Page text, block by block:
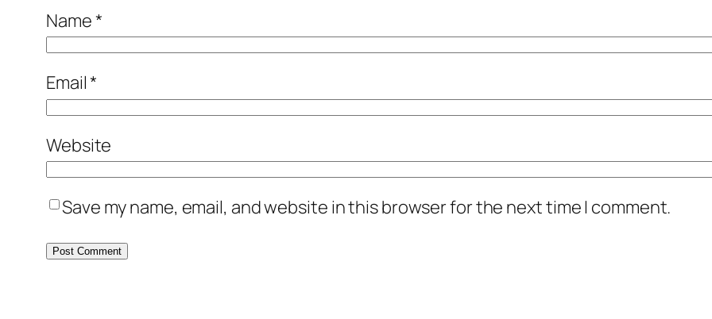
Name*
Email*
Website
Save my name, email, and website in this browser for the next time I comment.